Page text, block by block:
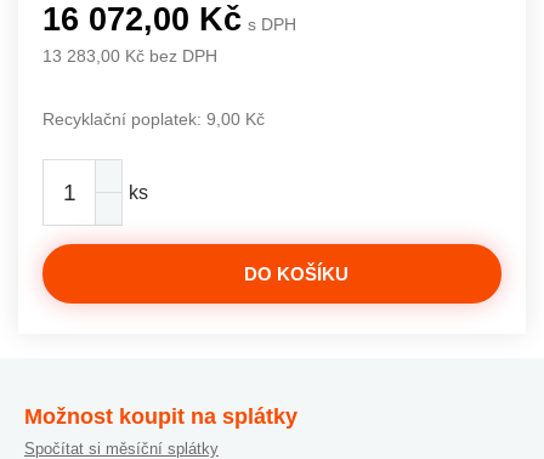
16 072,00 Kč s DPH
13 283,00 Kč bez DPH
Recyklační poplatek: 9,00 Kč
ks
DO KOŠÍKU
Možnost koupit na splátky
Spočítat si měsíční splátky